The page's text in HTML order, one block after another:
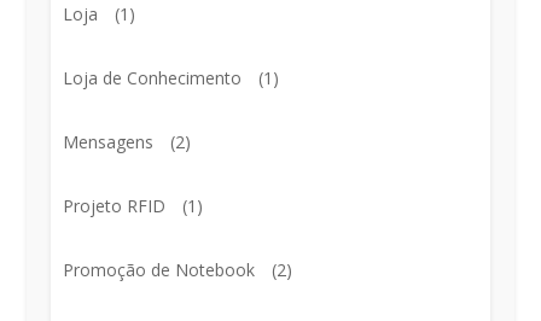
Loja (1)
Loja de Conhecimento (1)
Mensagens (2)
Projeto RFID (1)
Promoção de Notebook (2)